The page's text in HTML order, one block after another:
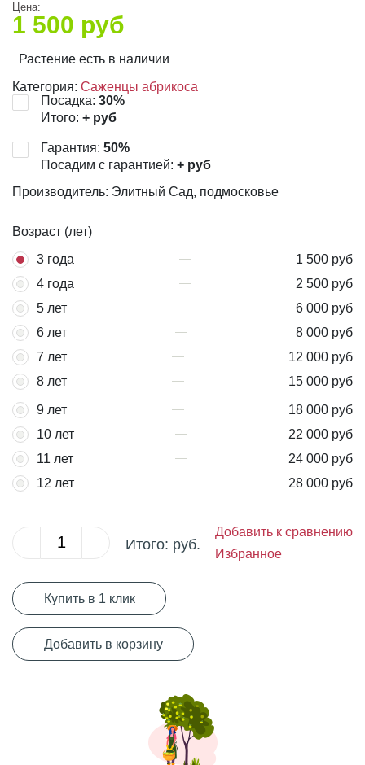
Цена:
1 500 руб
Растение есть в наличии
Категория: Саженцы абрикоса
Посадка: 30%
Итого: + руб
Гарантия: 50%
Посадим с гарантией: + руб
Производитель: Элитный Сад, подмосковье
Возраст (лет)
3 года
1 500 руб
4 года
2 500 руб
5 лет
6 000 руб
6 лет
8 000 руб
7 лет
12 000 руб
8 лет
15 000 руб
9 лет
18 000 руб
10 лет
22 000 руб
11 лет
24 000 руб
12 лет
28 000 руб
Итого: руб.
Добавить к сравнению
Избранное
Купить в 1 клик
Добавить в корзину